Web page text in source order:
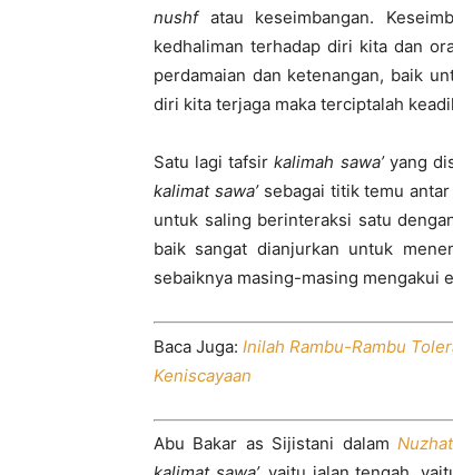
nushfatau keseimbangan.
kedhaliman terhadap diri kita dan
perdamaian dan ketenangan, baik
diri kita terjaga maka terciptalah
Satu lagi tafsirkalimah sawa’yang
kalimat sawa’sebagai titik temu antar
untuk saling berinteraksi satu
baik sangat dianjurkan untuk
sebaiknya masing-masing mengakui
Baca Juga: Inilah Rambu-Rambu
Keniscayaan
Abu Bakar as Sijistani dalam